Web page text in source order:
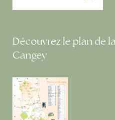
Découvrez le plan de
Cangey